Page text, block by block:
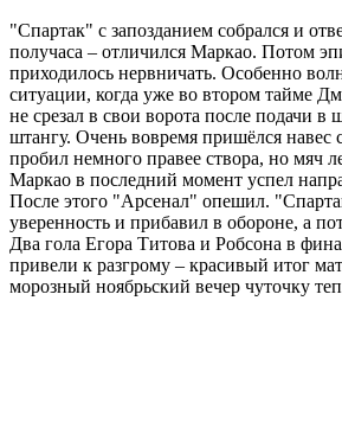
"Спартак" с запозданием собрался и
получаса – отличился Маркао. Потом
приходилось нервничать. Особенно
ситуации, когда уже во втором тайме
не срезал в свои ворота после подачи
штангу. Очень вовремя пришёлся навес
пробил немного правее створа, но мяч
Маркао в последний момент успел
После этого "Арсенал" опешил.
уверенность и прибавил в обороне, а
Два гола Егора Титова и Робсона в
привели к разгрому – красивый итог
морозный ноябрьский вечер чуточку